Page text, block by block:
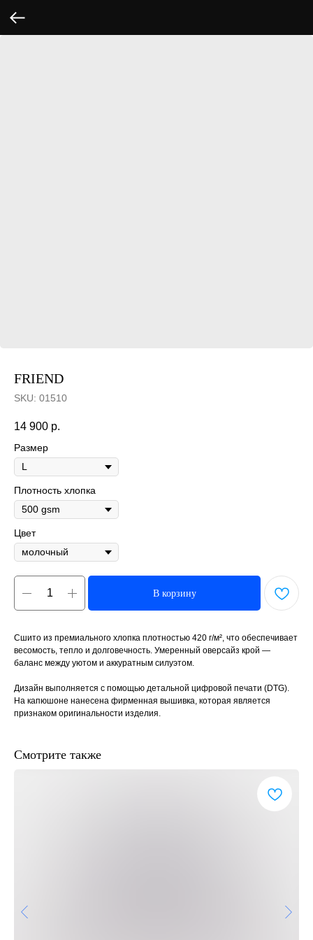
FRIEND
SKU: 01510
14 900 р.
Размер
Плотность хлопка
Цвет
В корзину
Сшито из премиального хлопка плотностью 420 г/м², что обеспечивает
весомость, тепло и долговечность. Умеренный оверсайз крой —
баланс между уютом и аккуратным силуэтом.
Дизайн выполняется с помощью детальной цифровой печати (DTG).
На капюшоне нанесена фирменная вышивка, которая является
признаком оригинальности изделия.
Смотрите также